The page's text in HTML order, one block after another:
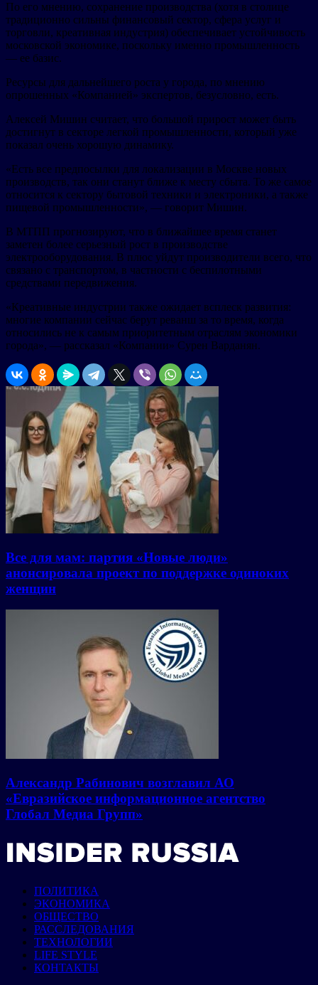
По его мнению, сохранение производства (хотя в столице
традиционно сильны финансовый сектор, сфера услуг и
торговли, креативная индустрия) обеспечивает устойчивость
московской экономике, поскольку именно промышленность
— ее базис.
Ресурсы для дальнейшего роста у города, по мнению
опрошенных «Компанией» экспертов, безусловно, есть.
Алексей Мишин считает, что большой прирост может быть
достигнут в секторе легкой промышленности, который уже
показал очень хорошую динамику.
«Есть все предпосылки для локализации в Москве новых
производств, так они станут ближе к месту сбыта. То же самое
относится к сектору бытовой техники и электроники, а также
пищевой промышленности», — говорит Мишин.
В МТПП прогнозируют, что в ближайшее время станет
заметен более серьезный рост в производстве
электрооборудования. В плюс уйдут производители всего, что
связано с транспортом, в частности с беспилотными
средствами передвижения.
«Креативные индустрии также ожидает всплеск развития:
многие компании сейчас берут реванш за то время, когда
относились не к самым приоритетным отраслям экономики
города», — рассказал «Компании» Сурен Варданян.
Все для мам: партия «Новые люди»
анонсировала проект по поддержке одиноких
женщин
Александр Рабинович возглавил АО
«Евразийское информационное агентство
Глобал Медиа Групп»
ПОЛИТИКА
ЭКОНОМИКА
ОБЩЕСТВО
РАССЛЕДОВАНИЯ
ТЕХНОЛОГИИ
LIFE STYLE
КОНТАКТЫ